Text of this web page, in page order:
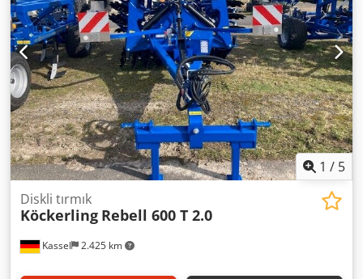
1 / 5
Kassel 2.425 km
Diskli tırmık
Köckerling Rebell 600 T 2.0